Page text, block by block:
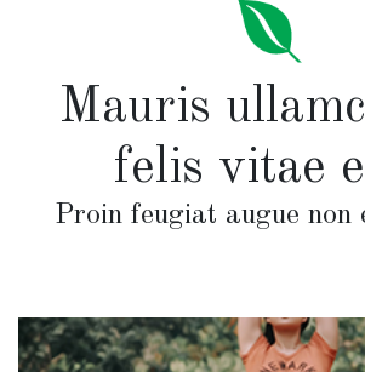
Mauris
felis vitae
Proin feugiat augue non